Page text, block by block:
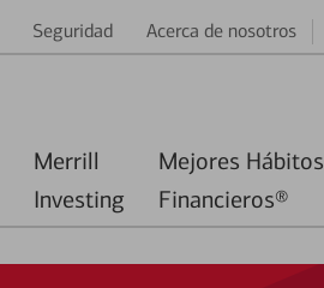
Seguridad Acerca de nosotros
Merrill
Investing
Mejores Hábitos
Financieros®